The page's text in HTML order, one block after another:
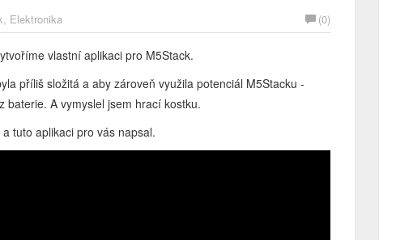
, Elektronika (0)
vlastní aplikaci pro M5Stack.
příliš složitá a aby zároveň využila potenciál M5Stacku -
baterie. A vymyslel jsem hrací kostku.
tuto aplikaci pro vás napsal.